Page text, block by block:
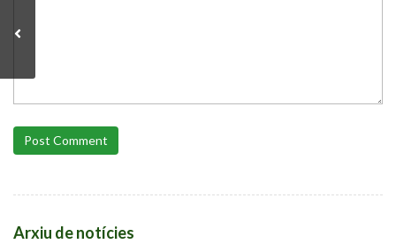
Post Comment
Arxiu de notícies